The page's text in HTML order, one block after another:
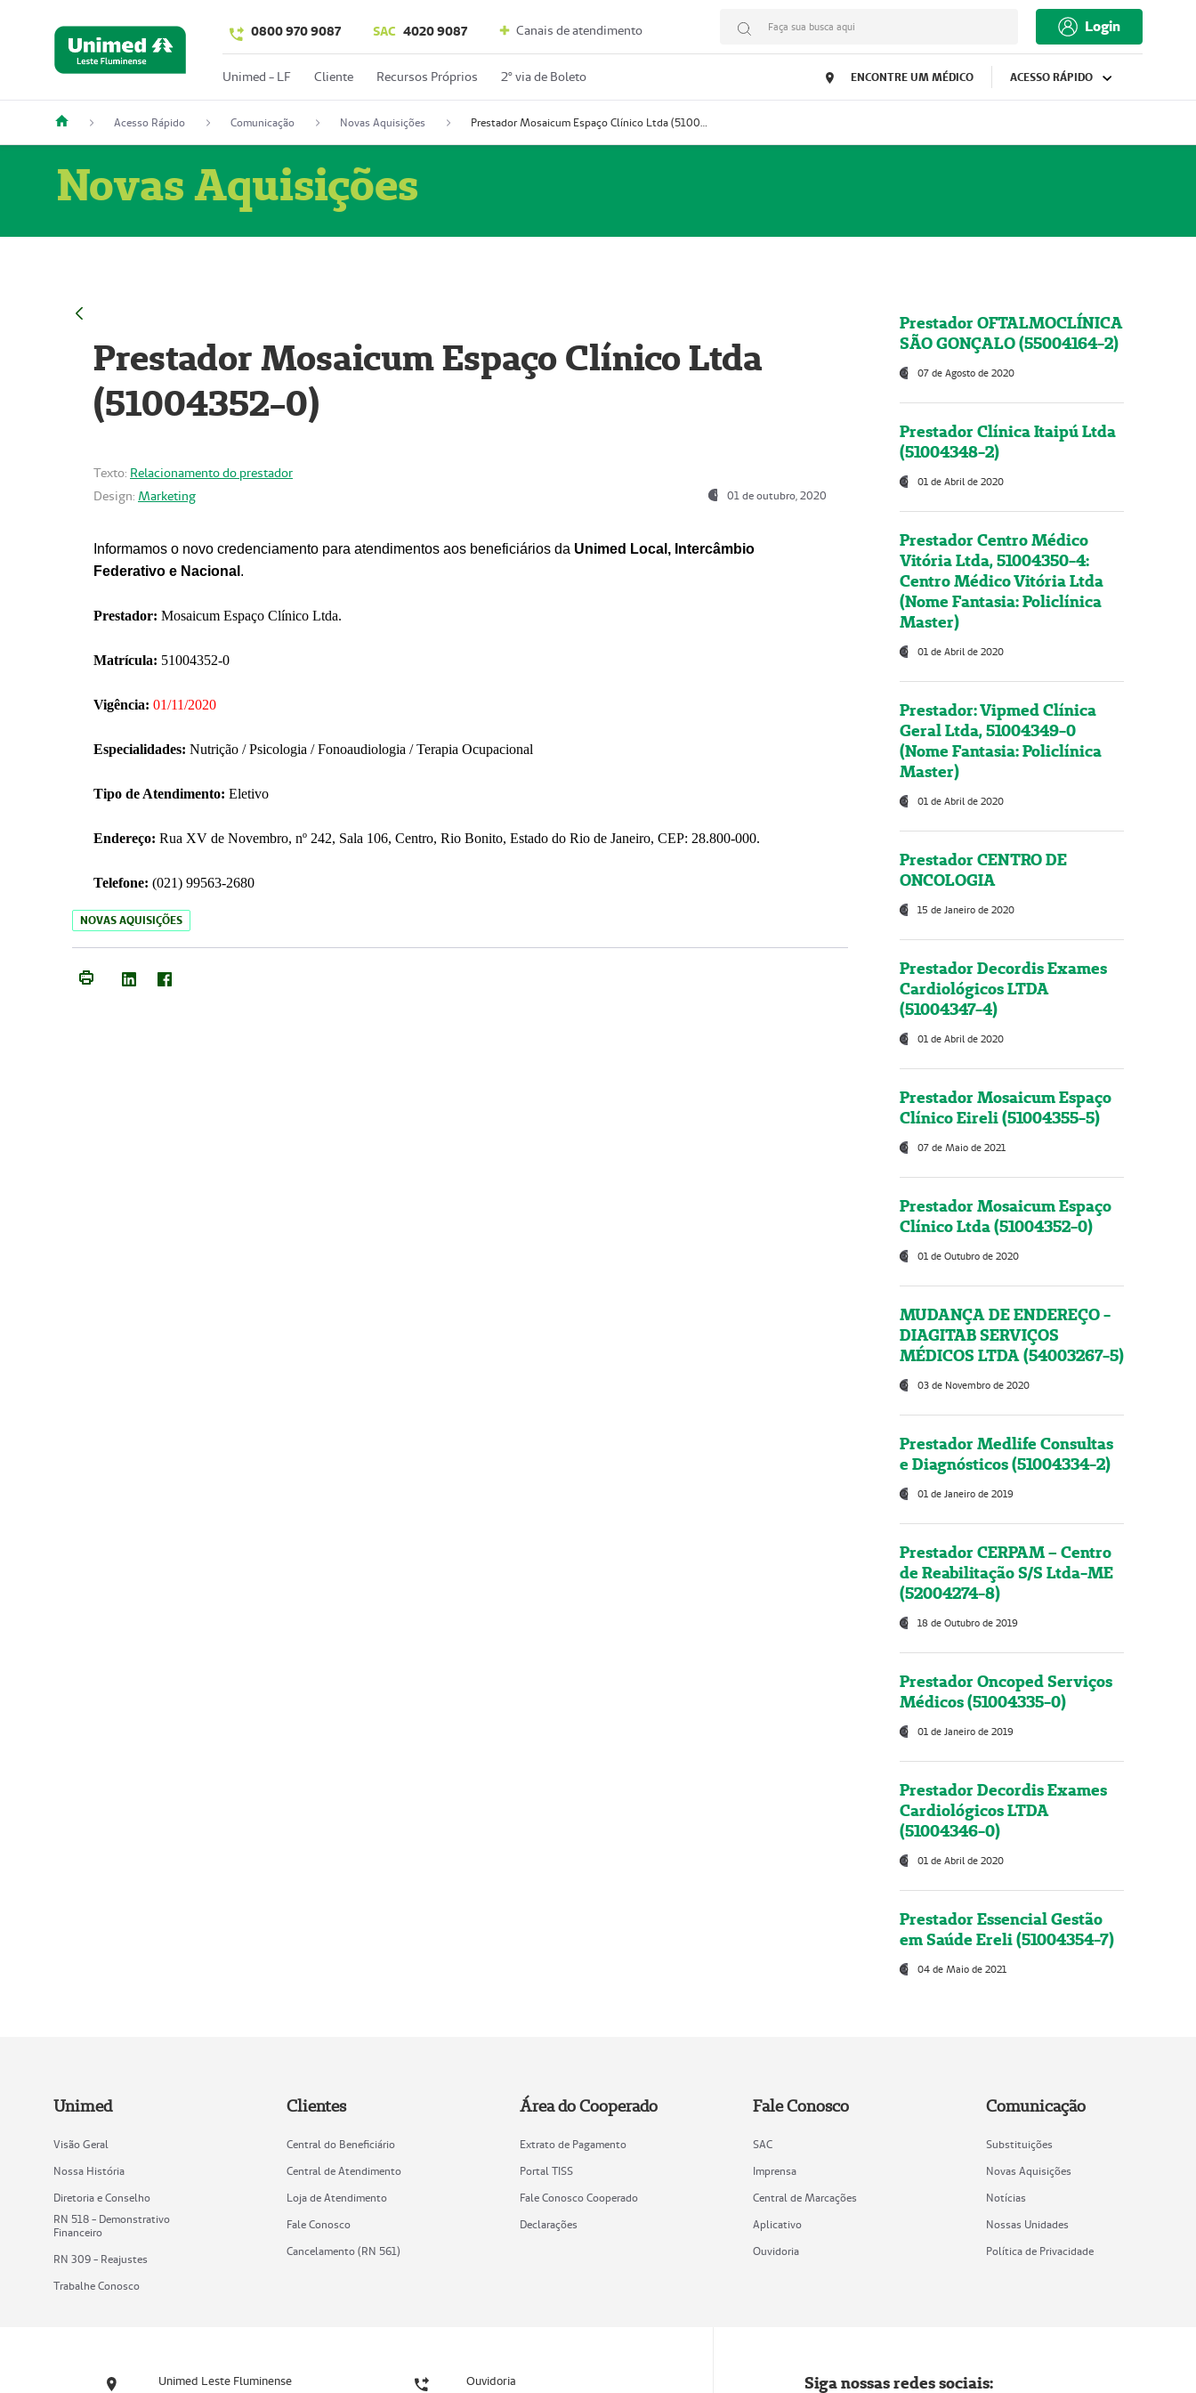
0800 970 9087 SAC 4020 9087 Canais de atendimento Faça sua busca aqui Login
Unimed - LF Cliente Recursos Próprios 2º via de Boleto ENCONTRE UM MÉDICO ACESSO RÁPIDO
Acesso Rápido Comunicação Novas Aquisições Prestador Mosaicum Espaço Clínico Ltda (51004352-0)
Novas Aquisições
Prestador Mosaicum Espaço Clínico Ltda
(51004352-0)
Texto: Relacionamento do prestador
Design: Marketing 01 de outubro, 2020
Informamos o novo credenciamento para atendimentos aos beneficiários da Unimed Local, Intercâmbio
Federativo e Nacional .
Prestador: Mosaicum Espaço Clínico Ltda.
Matrícula: 51004352-0
Vigência: 01/11/2020
Especialidades: Nutrição / Psicologia / Fonoaudiologia / Terapia Ocupacional
Tipo de Atendimento: Eletivo
Endereço: Rua XV de Novembro, nº 242, Sala 106, Centro, Rio Bonito, Estado do Rio de Janeiro, CEP: 28.800-000.
Telefone: (021) 99563-2680
NOVAS AQUISIÇÕES
Prestador OFTALMOCLÍNICA
SÃO GONÇALO (55004164-2)
07 de Agosto de 2020
Prestador Clínica Itaipú Ltda
(51004348-2)
01 de Abril de 2020
Prestador Centro Médico
Vitória Ltda, 51004350-4:
Centro Médico Vitória Ltda
(Nome Fantasia: Policlínica
Master)
01 de Abril de 2020
Prestador: Vipmed Clínica
Geral Ltda, 51004349-0
(Nome Fantasia: Policlínica
Master)
01 de Abril de 2020
Prestador CENTRO DE
ONCOLOGIA
15 de Janeiro de 2020
Prestador Decordis Exames
Cardiológicos LTDA
(51004347-4)
01 de Abril de 2020
Prestador Mosaicum Espaço
Clínico Eireli (51004355-5)
07 de Maio de 2021
Prestador Mosaicum Espaço
Clínico Ltda (51004352-0)
01 de Outubro de 2020
MUDANÇA DE ENDEREÇO -
DIAGITAB SERVIÇOS
MÉDICOS LTDA (54003267-5)
03 de Novembro de 2020
Prestador Medlife Consultas
e Diagnósticos (51004334-2)
01 de Janeiro de 2019
Prestador CERPAM – Centro
de Reabilitação S/S Ltda-ME
(52004274-8)
18 de Outubro de 2019
Prestador Oncoped Serviços
Médicos (51004335-0)
01 de Janeiro de 2019
Prestador Decordis Exames
Cardiológicos LTDA
(51004346-0)
01 de Abril de 2020
Prestador Essencial Gestão
em Saúde Ereli (51004354-7)
04 de Maio de 2021
Unimed
Visão Geral
Nossa História
Diretoria e Conselho
RN 518 - Demonstrativo
Financeiro
RN 309 - Reajustes
Trabalhe Conosco
Clientes
Central do Beneficiário
Central de Atendimento
Loja de Atendimento
Fale Conosco
Cancelamento (RN 561)
Área do Cooperado
Extrato de Pagamento
Portal TISS
Fale Conosco Cooperado
Declarações
Fale Conosco
SAC
Imprensa
Central de Marcações
Aplicativo
Ouvidoria
Comunicação
Substituições
Novas Aquisições
Notícias
Nossas Unidades
Política de Privacidade
Unimed Leste Fluminense Ouvidoria Siga nossas redes sociais: